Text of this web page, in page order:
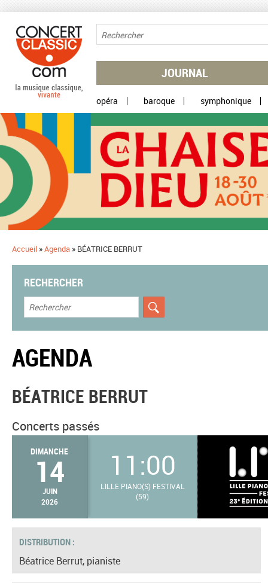
JOURNAL
opéra baroque symphonique
Accueil »Agenda » BÉATRICE BERRUT
RECHERCHER
AGENDA
BÉATRICE BERRUT
Concerts passés
DIMANCHE
14
JUIN
2026
11:00
LILLE PIANO(S) FESTIVAL
(59)
DISTRIBUTION :
Béatrice Berrut, pianiste